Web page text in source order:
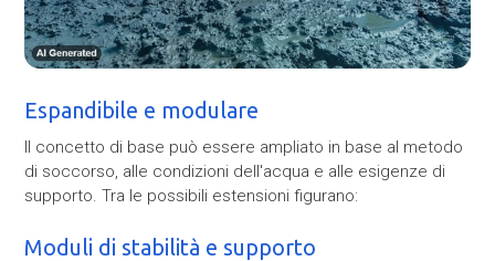
Espandibile e modulare
Il concetto di base può essere ampliato in base al metodo
di soccorso, alle condizioni dell'acqua e alle esigenze di
supporto. Tra le possibili estensioni figurano:
Moduli di stabilità e supporto